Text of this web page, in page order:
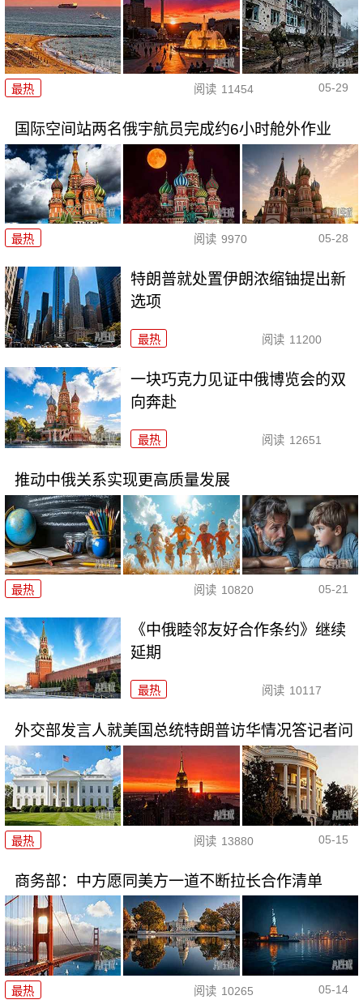
最热 阅读 11454 05-29
国际空间站两名俄宇航员完成约6小时舱外作业
最热 阅读 9970 05-28
特朗普就处置伊朗浓缩铀提出新
选项
最热 阅读 11200
一块巧克力见证中俄博览会的双
向奔赴
最热 阅读 12651
推动中俄关系实现更高质量发展
最热 阅读 10820 05-21
《中俄睦邻友好合作条约》继续
延期
最热 阅读 10117
外交部发言人就美国总统特朗普访华情况答记者问
最热 阅读 13880 05-15
商务部：中方愿同美方一道不断拉长合作清单
最热 阅读 10265 05-14